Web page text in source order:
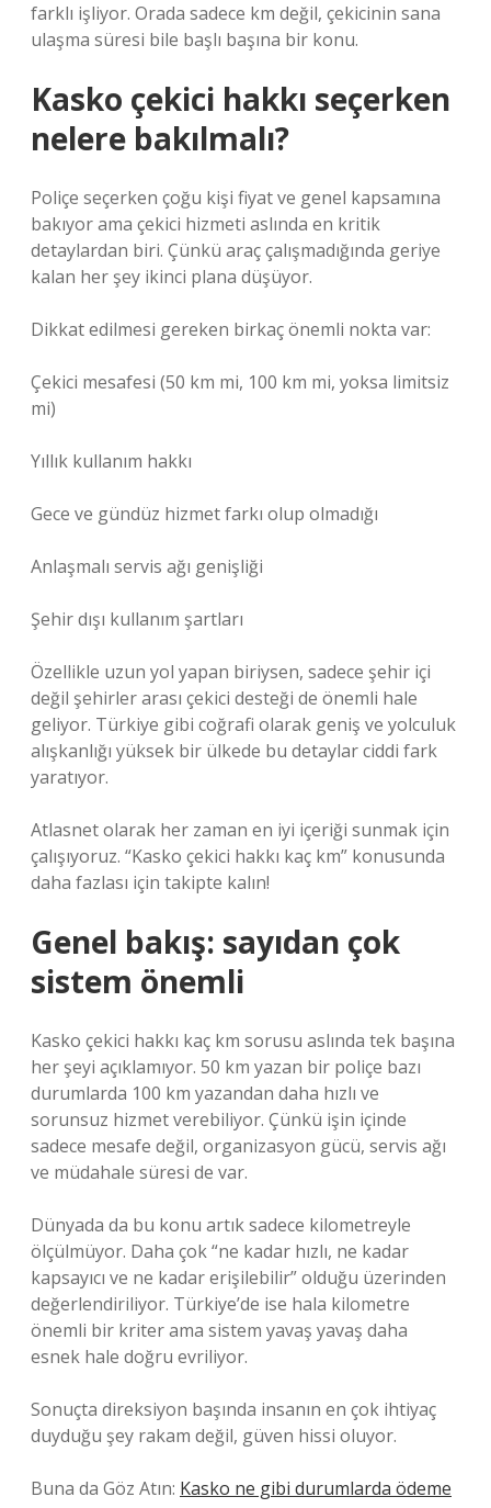
farklı işliyor. Orada sadece km değil, çekicinin sana
ulaşma süresi bile başlı başına bir konu.
Kasko çekici hakkı seçerken
nelere bakılmalı?
Poliçe seçerken çoğu kişi fiyat ve genel kapsamına
bakıyor ama çekici hizmeti aslında en kritik
detaylardan biri. Çünkü araç çalışmadığında geriye
kalan her şey ikinci plana düşüyor.
Dikkat edilmesi gereken birkaç önemli nokta var:
Çekici mesafesi (50 km mi, 100 km mi, yoksa limitsiz
mi)
Yıllık kullanım hakkı
Gece ve gündüz hizmet farkı olup olmadığı
Anlaşmalı servis ağı genişliği
Şehir dışı kullanım şartları
Özellikle uzun yol yapan biriysen, sadece şehir içi
değil şehirler arası çekici desteği de önemli hale
geliyor. Türkiye gibi coğrafi olarak geniş ve yolculuk
alışkanlığı yüksek bir ülkede bu detaylar ciddi fark
yaratıyor.
Atlasnet olarak her zaman en iyi içeriği sunmak için
çalışıyoruz. “Kasko çekici hakkı kaç km” konusunda
daha fazlası için takipte kalın!
Genel bakış: sayıdan çok
sistem önemli
Kasko çekici hakkı kaç km sorusu aslında tek başına
her şeyi açıklamıyor. 50 km yazan bir poliçe bazı
durumlarda 100 km yazandan daha hızlı ve
sorunsuz hizmet verebiliyor. Çünkü işin içinde
sadece mesafe değil, organizasyon gücü, servis ağı
ve müdahale süresi de var.
Dünyada da bu konu artık sadece kilometreyle
ölçülmüyor. Daha çok “ne kadar hızlı, ne kadar
kapsayıcı ve ne kadar erişilebilir” olduğu üzerinden
değerlendiriliyor. Türkiye’de ise hala kilometre
önemli bir kriter ama sistem yavaş yavaş daha
esnek hale doğru evriliyor.
Sonuçta direksiyon başında insanın en çok ihtiyaç
duyduğu şey rakam değil, güven hissi oluyor.
Buna da Göz Atın: Kasko ne gibi durumlarda ödeme